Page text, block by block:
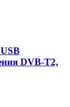
DVB-T2,